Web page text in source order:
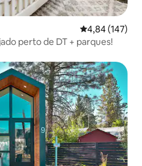
Classificação
4,84 (147)
perto de DT + parques!